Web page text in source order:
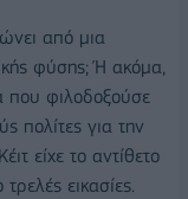
από μια
φύσης; Ή ακόμα,
που φιλοδοξούσε
πολίτες για την
είχε το αντίθετο
εικασίες.